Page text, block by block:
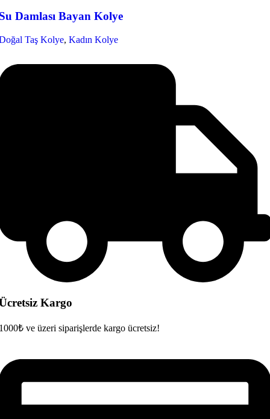
Damlası Bayan Kolye
Taş Kolye, Kadın Kolye
Kargo
ve üzeri siparişlerde kargo ücretsiz!